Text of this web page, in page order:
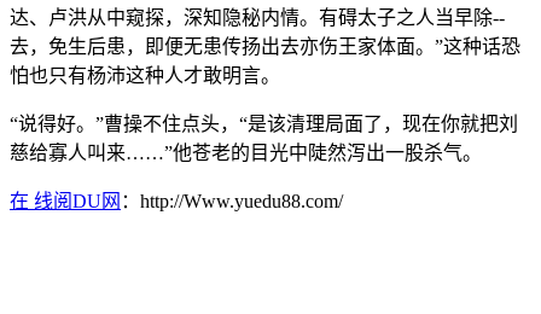
达、卢洪从中窥探，深知隐秘内情。有碍太子之人当早除--
去，免生后患，即便无患传扬出去亦伤王家体面。”这种话恐
怕也只有杨沛这种人才敢明言。
“说得好。”曹操不住点头，“是该清理局面了，现在你就把刘
慈给寡人叫来……”他苍老的目光中陡然泻出一股杀气。
在 线阅DU网 ：http://Www.yuedu88.com/